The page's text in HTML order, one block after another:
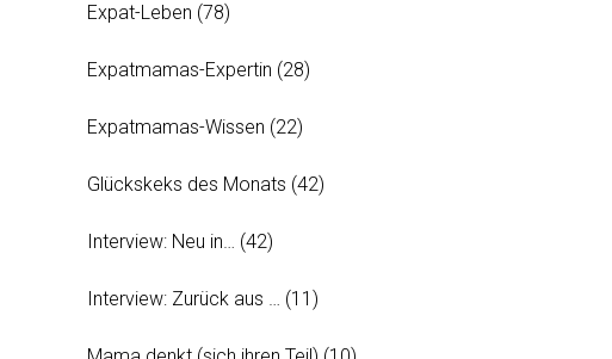
Expat-Leben (78)
Expatmamas-Expertin (28)
Expatmamas-Wissen (22)
Glückskeks des Monats (42)
Interview: Neu in… (42)
Interview: Zurück aus … (11)